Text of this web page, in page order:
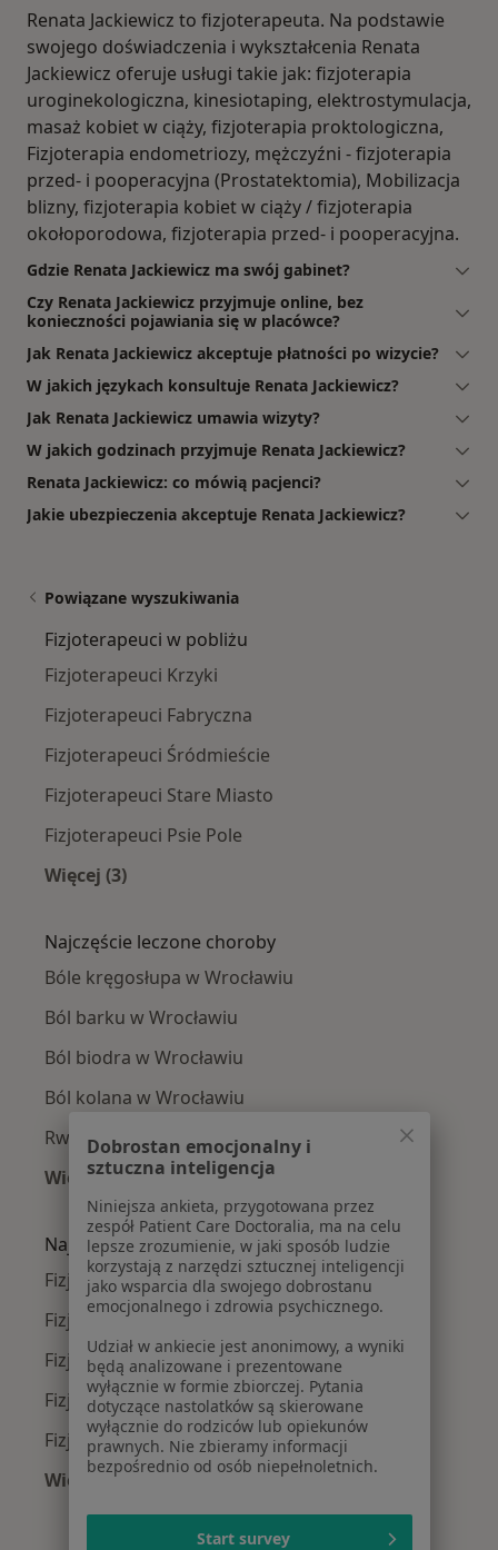
Renata Jackiewicz to fizjoterapeuta. Na podstawie
swojego doświadczenia i wykształcenia Renata
Jackiewicz oferuje usługi takie jak: fizjoterapia
uroginekologiczna, kinesiotaping, elektrostymulacja,
masaż kobiet w ciąży, fizjoterapia proktologiczna,
Fizjoterapia endometriozy, mężczyźni - fizjoterapia
przed- i pooperacyjna (Prostatektomia), Mobilizacja
blizny, fizjoterapia kobiet w ciąży / fizjoterapia
okołoporodowa, fizjoterapia przed- i pooperacyjna.
Gdzie Renata Jackiewicz ma swój gabinet?
Czy Renata Jackiewicz przyjmuje online, bez
konieczności pojawiania się w placówce?
Jak Renata Jackiewicz akceptuje płatności po wizycie?
W jakich językach konsultuje Renata Jackiewicz?
Jak Renata Jackiewicz umawia wizyty?
W jakich godzinach przyjmuje Renata Jackiewicz?
Renata Jackiewicz: co mówią pacjenci?
Jakie ubezpieczenia akceptuje Renata Jackiewicz?
Powiązane wyszukiwania
Fizjoterapeuci w pobliżu
Fizjoterapeuci Krzyki
Fizjoterapeuci Fabryczna
Fizjoterapeuci Śródmieście
Fizjoterapeuci Stare Miasto
Fizjoterapeuci Psie Pole
Więcej (3)
Najczęście leczone choroby
Bóle kręgosłupa w Wrocławiu
Ból barku w Wrocławiu
Ból biodra w Wrocławiu
Ból kolana w Wrocławiu
Rwa kulszowa w Wrocławiu
Więcej (15)
Więcej w kategorii: Najczęście leczone
Najpopularniejsze ubezpieczenia
Fizjoterapeuci z Allianz w Wrocławiu
Fizjoterapeuci z Medicover w Wrocławiu
Fizjoterapeuci z POLMED w Wrocławiu
Fizjoterapeuci z INTER Polska w Wrocławiu
Fizjoterapeuci z Compensa w Wrocławiu
Więcej (7)
Dobrostan emocjonalny i
sztuczna inteligencja
Niniejsza ankieta, przygotowana przez
zespół Patient Care Doctoralia, ma na celu
lepsze zrozumienie, w jaki sposób ludzie
korzystają z narzędzi sztucznej inteligencji
jako wsparcia dla swojego dobrostanu
emocjonalnego i zdrowia psychicznego.
Udział w ankiecie jest anonimowy, a wyniki
będą analizowane i prezentowane
wyłącznie w formie zbiorczej. Pytania
dotyczące nastolatków są skierowane
wyłącznie do rodziców lub opiekunów
prawnych. Nie zbieramy informacji
bezpośrednio od osób niepełnoletnich.
Start survey